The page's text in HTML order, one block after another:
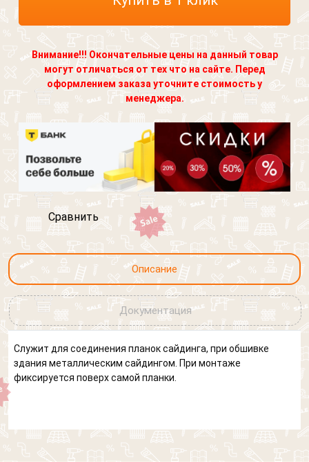
Внимание!!! Окончательные цены на данный товар
могут отличаться от тех что на сайте. Перед
оформлением заказа уточните стоимость у
менеджера.
Сравнить
Описание
Документация
Служит для соединения планок сайдинга, при обшивке
здания металлическим сайдингом. При монтаже
фиксируется поверх самой планки.
Я согласен на обработкуперсональных данных
Выберите картинку где
изображен "Кот"
Согласен на обработку персональных данных
Выберите картинку где
изображен "Кот"
Кровля
Фасад
Другое